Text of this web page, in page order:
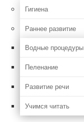
Гигиена
Раннее развитие
Водные процедуры
Пеленание
Развитие речи
Учимся читать